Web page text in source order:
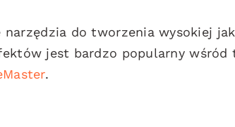
narzędzia do tworzenia wysokiej
jest bardzo popularny wśród
.